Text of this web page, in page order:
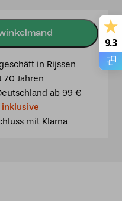
in Rijssen
70 Jahren
ab 99 €
mit Klarna
9.3